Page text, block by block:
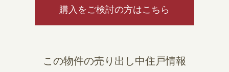
購入をご検討の方はこちら
この物件の売り出し中住戸情報